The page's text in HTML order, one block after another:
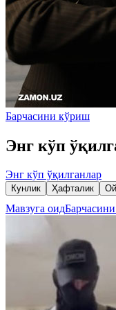
Барчасини кўриш
Энг кўп
Энг кўп ўқилганлар
Кунлик Ҳафталик
Мавзуга оид